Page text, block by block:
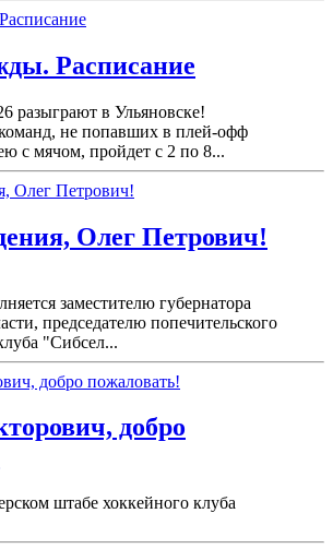
Расписание
разыграют в Ульяновске!
не попавших в плей-офф
с мячом, пройдет с 2 по 8...
Олег Петрович!
заместителю губернатора
председателю попечительского
"Сибсел...
добро
штабе хоккейного клуба